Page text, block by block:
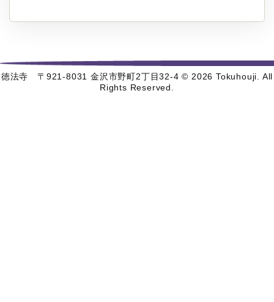
徳法寺 〒921-8031 金沢市野町2丁目32-4 © 2026 Tokuhouji. All
Rights Reserved.